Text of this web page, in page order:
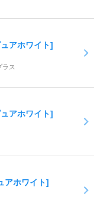
アホワイト]
ラス
アホワイト]
アホワイト]